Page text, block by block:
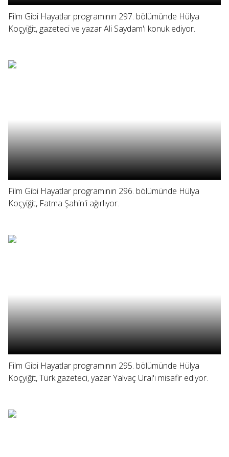
Film Gibi Hayatlar programının 297. bölümünde Hülya
Koçyiğit, gazeteci ve yazar Ali Saydam'ı konuk ediyor.
Film Gibi Hayatlar programının 296. bölümünde Hülya
Koçyiğit, Fatma Şahin'i ağırlıyor.
Film Gibi Hayatlar programının 295. bölümünde Hülya
Koçyiğit, Türk gazeteci, yazar Yalvaç Ural'ı misafir ediyor.